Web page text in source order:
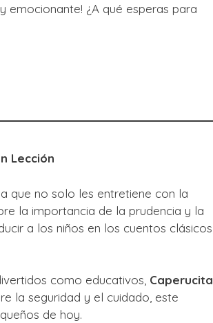
emocionante! ¿A qué esperas para
Lección
que no solo les entretiene con la
la importancia de la prudencia y la
a los niños en los cuentos clásicos,
como educativos, Caperucita
la seguridad y el cuidado, este
de hoy.